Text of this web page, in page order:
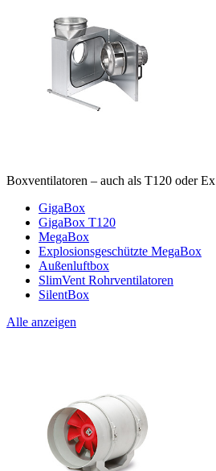
Boxventilatoren – auch als T120 oder Ex
GigaBox
GigaBox T120
MegaBox
Explosionsgeschützte MegaBox
Außenluftbox
SlimVent Rohrventilatoren
SilentBox
Alle anzeigen